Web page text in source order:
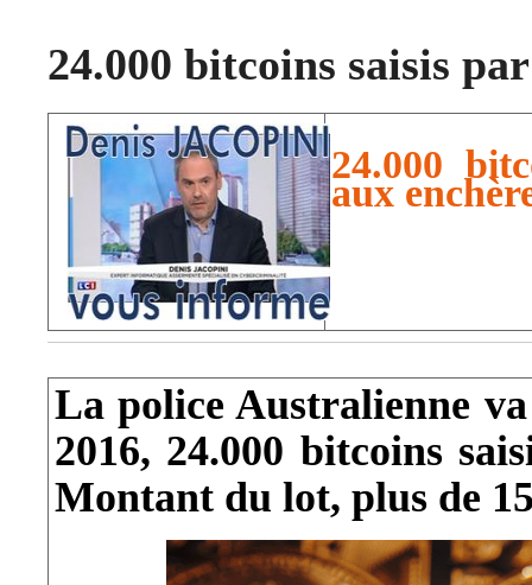
24.000 bitcoins saisis
24.000
aux
La police Australienne
2016, 24.000 bitcoins
Montant du lot, plus de